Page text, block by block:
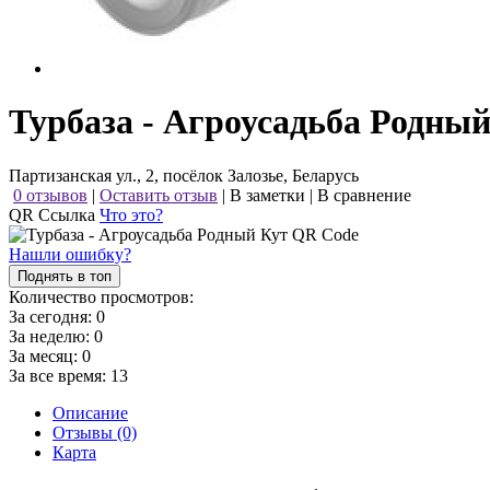
Турбаза - Агроусадьба
Партизанская ул., 2, посёлок Залозье, Беларусь
0 отзывов | Оставить отзыв | В заметки | В сравнение
QR Ссылка Что это?
Нашли ошибку?
Поднять в топ
Количество просмотров:
За сегодня: 0
За неделю: 0
За месяц: 0
За все время: 13
Описание
Отзывы (0)
Карта